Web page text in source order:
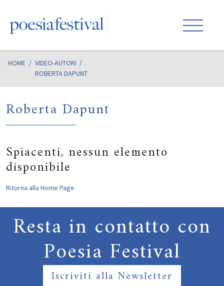
HOME / VIDEO-AUTORI
ROBERTA DAPUNT
Roberta Dapunt
Spiacenti, nessun elemento
disponibile
Ritorna alla Home Page
Resta in contatto con
Poesia Festival
Iscriviti alla Newsletter